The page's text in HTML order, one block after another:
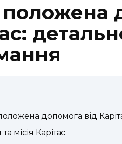
допомога від
та місія Карітас